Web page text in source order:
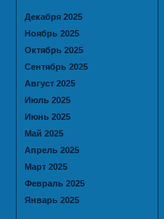
Декабря 2025
Ноябрь 2025
Октябрь 2025
Сентябрь 2025
Август 2025
Июль 2025
Июнь 2025
Май 2025
Апрель 2025
Март 2025
Февраль 2025
Январь 2025